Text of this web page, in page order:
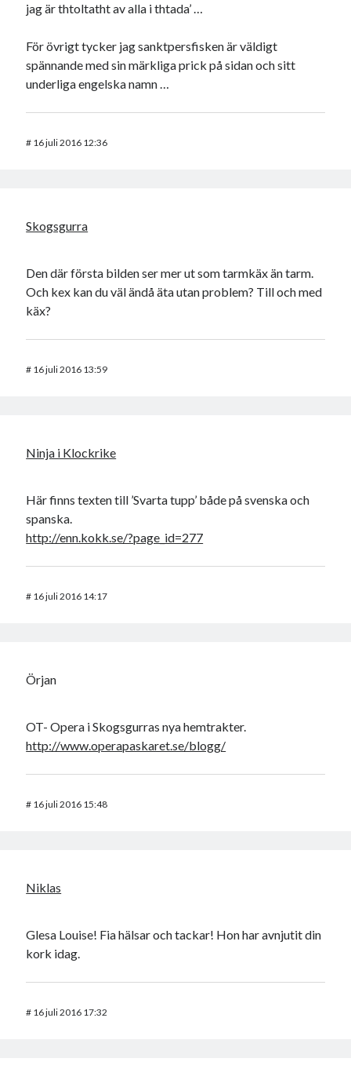
jag är thtoltatht av alla i thtada’ …
För övrigt tycker jag sanktpersfisken är väldigt
spännande med sin märkliga prick på sidan och sitt
underliga engelska namn …
# 16 juli 2016 12:36
Skogsgurra
Den där första bilden ser mer ut som tarmkäx än tarm.
Och kex kan du väl ändå äta utan problem? Till och med
käx?
# 16 juli 2016 13:59
Ninja i Klockrike
Här finns texten till ’Svarta tupp’ både på svenska och
spanska.
http://enn.kokk.se/?page_id=277
# 16 juli 2016 14:17
Örjan
OT- Opera i Skogsgurras nya hemtrakter.
http://www.operapaskaret.se/blogg/
# 16 juli 2016 15:48
Niklas
Glesa Louise! Fia hälsar och tackar! Hon har avnjutit din
kork idag.
# 16 juli 2016 17:32